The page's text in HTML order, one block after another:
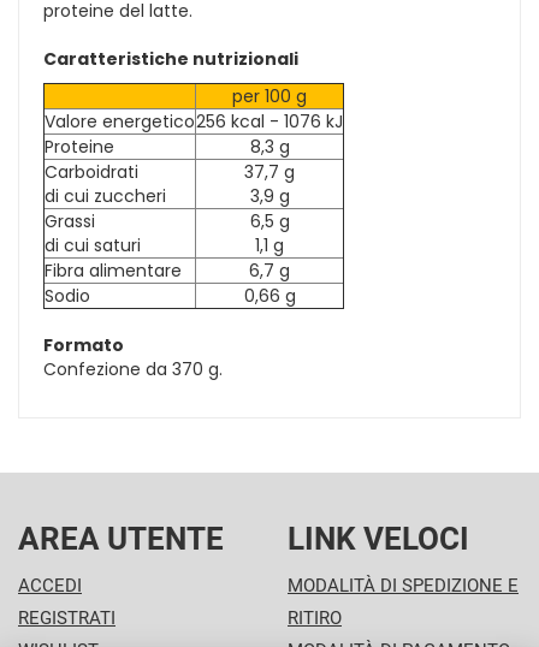
proteine del latte.
Caratteristiche nutrizionali
per 100 g
Valore energetico256 kcal - 1076 kJ
Proteine
8,3 g
Carboidrati
di cui zuccheri
37,7 g
3,9 g
Grassi
di cui saturi
6,5 g
1,1 g
Fibra alimentare
6,7 g
Sodio
0,66 g
Formato
Confezione da 370 g.
AREA UTENTE
ACCEDI
REGISTRATI
LINK VELOCI
MODALITÀ DI SPEDIZIONE E
RITIRO